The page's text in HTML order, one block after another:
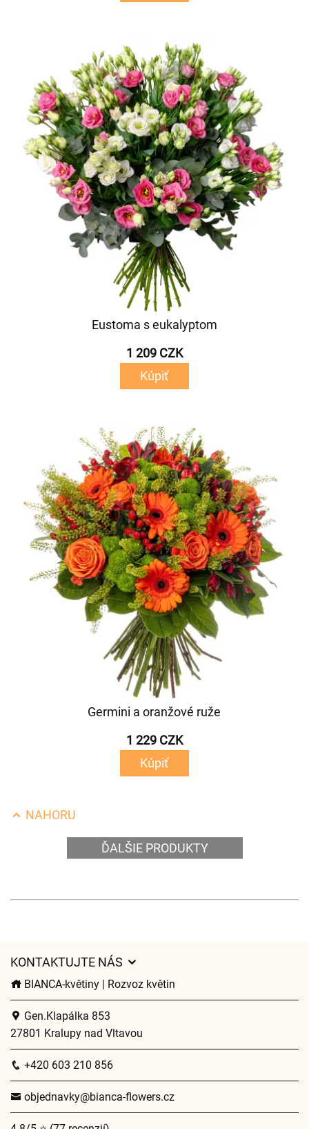
Eustoma s eukalyptom
1 209 CZK
Kúpiť
Germini a oranžové ruže
1 229 CZK
Kúpiť
NAHORU
ĎALŠIE PRODUKTY
KONTAKTUJTE NÁS
BIANCA-květiny | Rozvoz květin
Gen.Klapálka 853
27801 Kralupy nad Vltavou
+420 603 210 856
objednavky@bianca-flowers.cz